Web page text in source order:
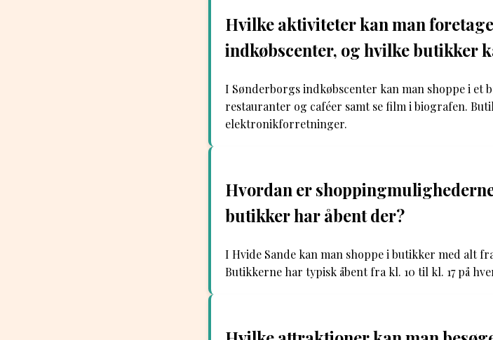
Hvilke aktiviteter kan man
indkøbscenter, og hvilke butikker
I Sønderborgs indkøbscenter kan man shoppe i et
restauranter og caféer samt se film i biografen.
elektronikforretninger.
Hvordan er
butikker har åbent der?
I Hvide Sande kan man shoppe i butikker med alt
Butikkerne har typisk åbent fra kl. 10 til kl. 17 på